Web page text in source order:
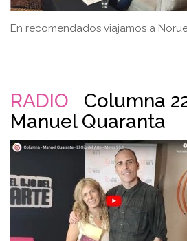
En recomendados viajamos a
RADIO
Columna
Manuel Quaranta